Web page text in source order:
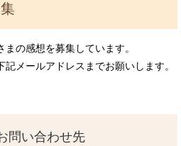
の感想を募集しています。
メールアドレスまでお願いします。
問い合わせ先